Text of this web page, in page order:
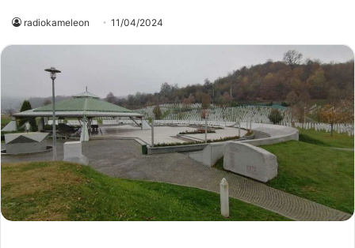
radiokameleon 11/04/2024